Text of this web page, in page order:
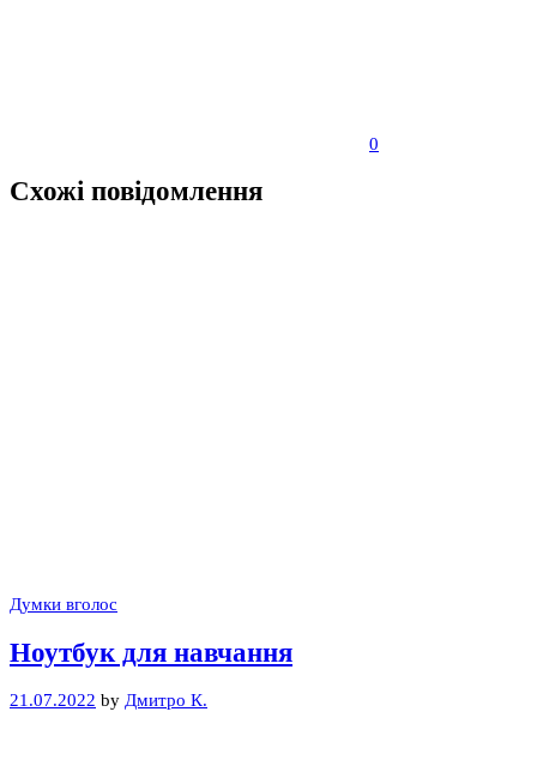
0
Схожі повідомлення
Думки вголос
Ноутбук для навчання
21.07.2022 by Дмитро К.